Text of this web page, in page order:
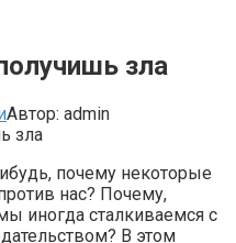
зла
Автор: admin
почему некоторые
нас? Почему,
иногда сталкиваемся с
В этом